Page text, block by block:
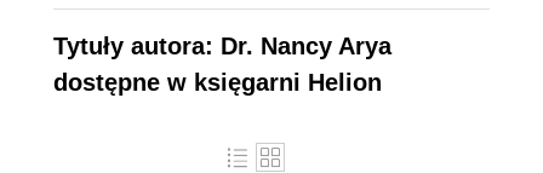
Tytuły autora: Dr. Nancy Arya
dostępne w księgarni Helion